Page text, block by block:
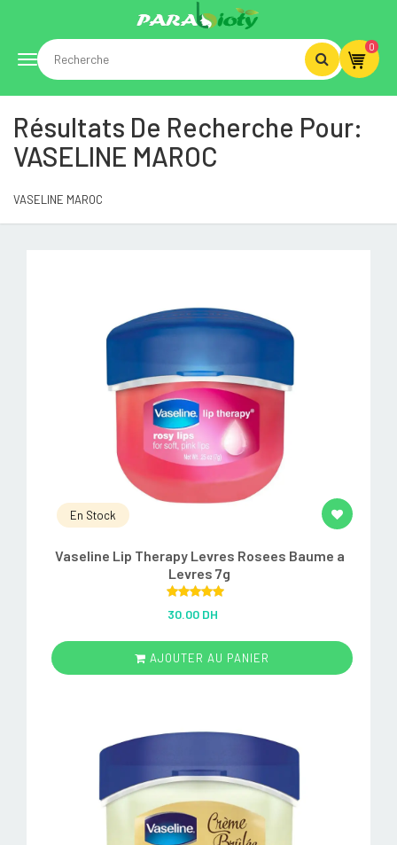
Toggle
navigation
0
Résultats De Recherche Pour:
VASELINE MAROC
VASELINE MAROC
En Stock
Vaseline Lip Therapy Levres Rosees Baume a
Levres 7g
out of 5
30.00 DH
AJOUTER AU PANIER